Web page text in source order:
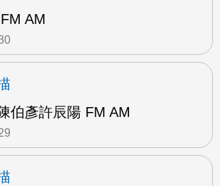
AM
伯彥許辰陽 FM AM